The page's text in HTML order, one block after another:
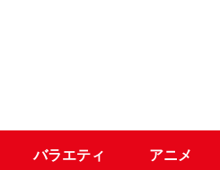
バラエティ アニメ